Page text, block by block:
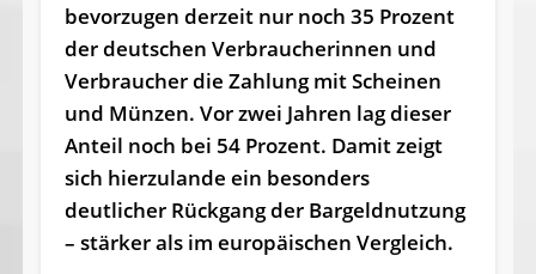
bevorzugen derzeit nur noch 35 Prozent
der deutschen Verbraucherinnen und
Verbraucher die Zahlung mit Scheinen
und Münzen. Vor zwei Jahren lag dieser
Anteil noch bei 54 Prozent. Damit zeigt
sich hierzulande ein besonders
deutlicher Rückgang der Bargeldnutzung
– stärker als im europäischen Vergleich.